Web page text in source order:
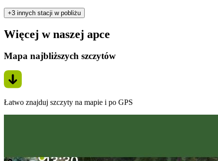
+3 innych stacji w pobliżu
Więcej w naszej apce
Mapa najbliższych szczytów
Łatwo znajduj szczyty na mapie i po GPS